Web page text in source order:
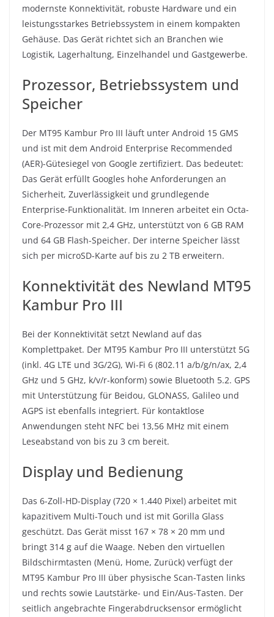
modernste Konnektivität, robuste Hardware und ein
leistungsstarkes Betriebssystem in einem kompakten
Gehäuse. Das Gerät richtet sich an Branchen wie
Logistik, Lagerhaltung, Einzelhandel und Gastgewerbe.
Prozessor, Betriebssystem und
Speicher
Der MT95 Kambur Pro III läuft unter Android 15 GMS
und ist mit dem Android Enterprise Recommended
(AER)-Gütesiegel von Google zertifiziert. Das bedeutet:
Das Gerät erfüllt Googles hohe Anforderungen an
Sicherheit, Zuverlässigkeit und grundlegende
Enterprise-Funktionalität. Im Inneren arbeitet ein Octa-
Core-Prozessor mit 2,4 GHz, unterstützt von 6 GB RAM
und 64 GB Flash-Speicher. Der interne Speicher lässt
sich per microSD-Karte auf bis zu 2 TB erweitern.
Konnektivität des Newland MT95
Kambur Pro III
Bei der Konnektivität setzt Newland auf das
Komplettpaket. Der MT95 Kambur Pro III unterstützt 5G
(inkl. 4G LTE und 3G/2G), Wi-Fi 6 (802.11 a/b/g/n/ax, 2,4
GHz und 5 GHz, k/v/r-konform) sowie Bluetooth 5.2. GPS
mit Unterstützung für Beidou, GLONASS, Galileo und
AGPS ist ebenfalls integriert. Für kontaktlose
Anwendungen steht NFC bei 13,56 MHz mit einem
Leseabstand von bis zu 3 cm bereit.
Display und Bedienung
Das 6-Zoll-HD-Display (720 × 1.440 Pixel) arbeitet mit
kapazitivem Multi-Touch und ist mit Gorilla Glass
geschützt. Das Gerät misst 167 × 78 × 20 mm und
bringt 314 g auf die Waage. Neben den virtuellen
Bildschirmtasten (Menü, Home, Zurück) verfügt der
MT95 Kambur Pro III über physische Scan-Tasten links
und rechts sowie Lautstärke- und Ein/Aus-Tasten. Der
seitlich angebrachte Fingerabdrucksensor ermöglicht